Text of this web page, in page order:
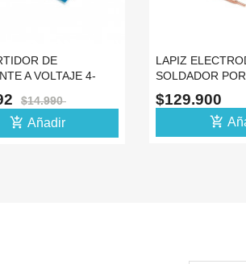
LAPIZ ELECTRODO
SOLDADOR POR PUNTOS
$129.900
add_shopping_cart